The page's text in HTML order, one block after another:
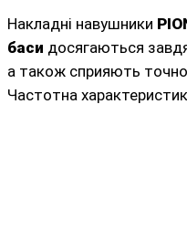
Накладні навушники
баси досягаються
а також сприяють
Частотна